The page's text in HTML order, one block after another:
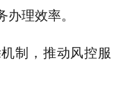
理效率。
制，推动风控服